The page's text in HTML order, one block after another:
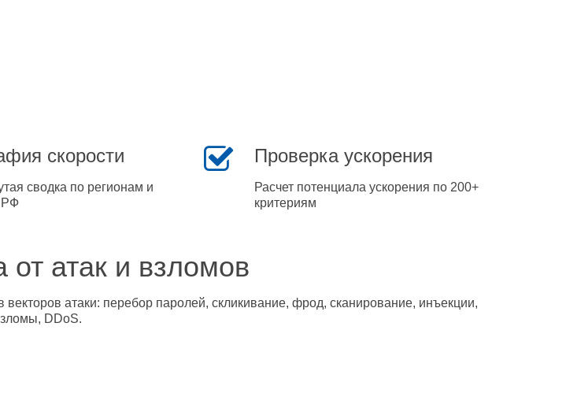
скорости
сводка по регионам и
РФ
Проверка ускорения
Расчет потенциала ускорения по 200+
критериям
от атак и взломов
атаки: перебор паролей, скликивание, фрод, сканирование, инъекции,
DDoS.